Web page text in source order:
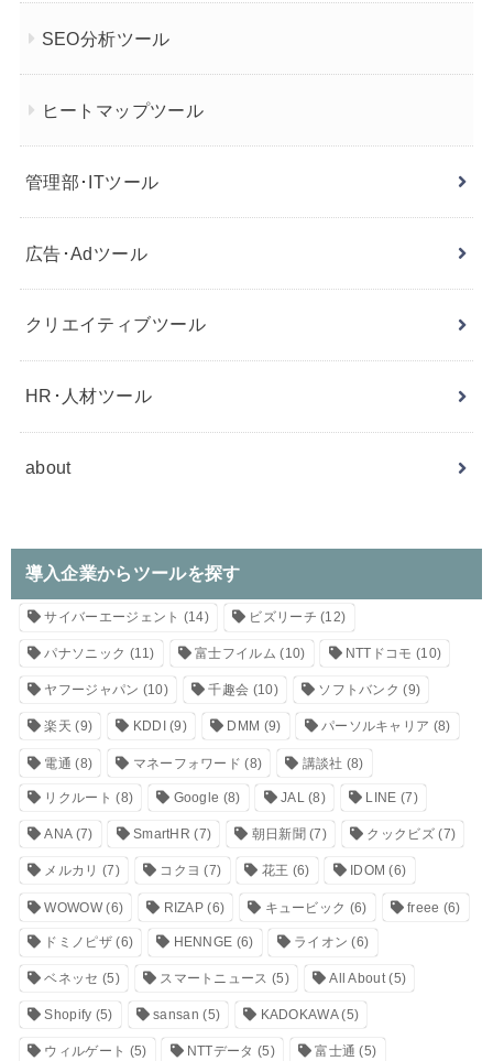
SEO分析ツール
ヒートマップツール
管理部･ITツール
広告･Adツール
クリエイティブツール
HR･人材ツール
about
導入企業からツールを探す
サイバーエージェント (14) ビズリーチ (12)
パナソニック (11) 富士フイルム (10) NTTドコモ (10)
ヤフージャパン (10) 千趣会 (10) ソフトバンク (9)
楽天 (9) KDDI (9) DMM (9) パーソルキャリア (8)
電通 (8) マネーフォワード (8) 講談社 (8)
リクルート (8) Google (8) JAL(8) LINE (7)
ANA(7) SmartHR (7) 朝日新聞 (7) クックビズ(7)
メルカリ (7) コクヨ (7) 花王 (6) IDOM (6)
WOWOW(6) RIZAP (6) キュービック (6) freee (6)
ドミノピザ(6) HENNGE (6) ライオン (6)
ベネッセ (5) スマートニュース (5) All About(5)
Shopify (5) sansan (5) KADOKAWA(5)
ウィルゲート (5) NTTデータ (5) 富士通 (5)